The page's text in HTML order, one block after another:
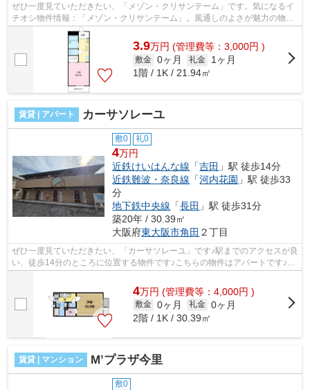
ぜひ一度見ていただきたい、「メゾン・クリサンテーム」です。気になるイ
チオシ物件情報：「メゾン・クリサンテーム」。風通しのよさが魅力の物件
です。電車移動の多い方に嬉しい駅か...
3.9万円 (管理費等：3,000円 )
敷金 0ヶ月 礼金
1ヶ月
1階 / 1K / 21.94㎡
賃貸 | アパート カーサソレーユ
敷0 礼0
4万円
近鉄けいはんな線 「吉田 」駅 徒歩14分
近鉄難波・奈良線 「河内花園 」駅 徒歩33
分
地下鉄中央線 「長田 」駅 徒歩31分
築20年 / 30.39㎡
大阪府東大阪市角田 ２丁目
ぜひ一度見ていただきたい、「カーサソレーユ」です♪駅までのアクセスが良
い、徒歩14分のところに位置する物件です♪こちらの物件はアパートです♪こ
4万円 (管理費等：4,000円 )
敷金 0ヶ月 礼金 0ヶ月
2階 / 1K / 30.39㎡
賃貸 | マンション M’プラザ今里
敷0